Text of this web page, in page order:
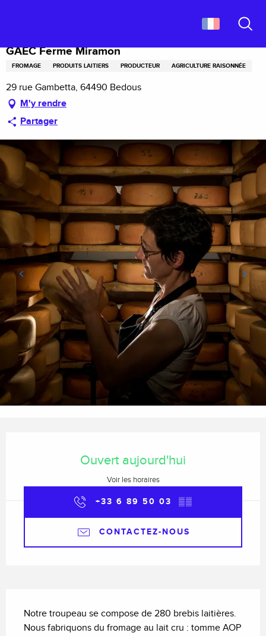
principal
GAEC Ferme Miramon
FROMAGE PRODUITS LAITIERS PRODUCTEUR AGRICULTURE RAISONNÉE
29 rue Gambetta, 64490 Bedous
M'y rendre
Partager
Ouvert aujourd'hui
Voir les horaires
+33 6 89 50 03 ▒▒
CONTACTEZ-NOUS
Notre troupeau se compose de 280 brebis laitières.
Nous fabriquons du fromage au lait cru : tomme AOP